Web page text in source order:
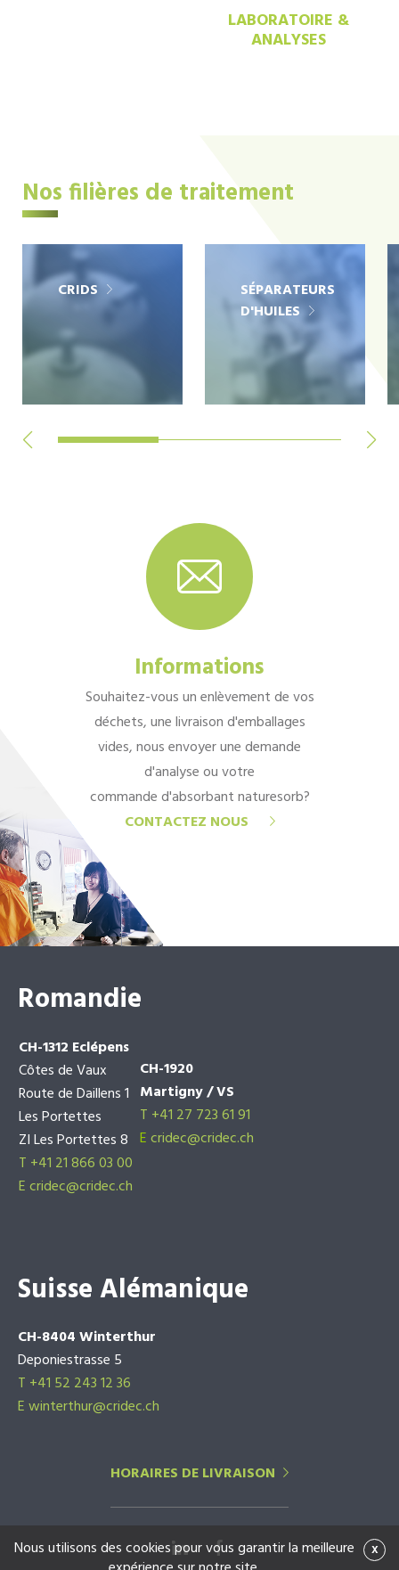
LABORATOIRE &
ANALYSES
Nos filières de traitement
CRIDS
SÉPARATEURS
D'HUILES
Informations
Souhaitez-vous un enlèvement de vos
déchets, une livraison d'emballages
vides, nous envoyer une demande
d'analyse ou votre
commande d'absorbant naturesorb?
CONTACTEZ NOUS
Romandie
CH-1312 Eclépens
Côtes de Vaux
Route de Daillens 1
Les Portettes
ZI Les Portettes 8
T +41 21 866 03 00
Ecridec@cridec.ch
CH-1920
Martigny / VS
T +41 27 723 61 91
Ecridec@cridec.ch
Suisse Alémanique
CH-8404 Winterthur
Deponiestrasse 5
T +41 52 243 12 36
E winterthur@cridec.ch
HORAIRES DE LIVRAISON
x
Nous utilisons des cookies pour vous garantir la meilleure